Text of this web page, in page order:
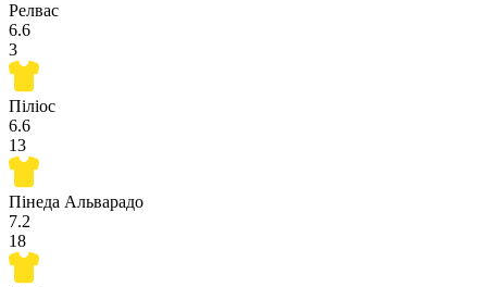
Релвас
6.6
3
Піліос
6.6
13
Пінеда Альварадо
7.2
18